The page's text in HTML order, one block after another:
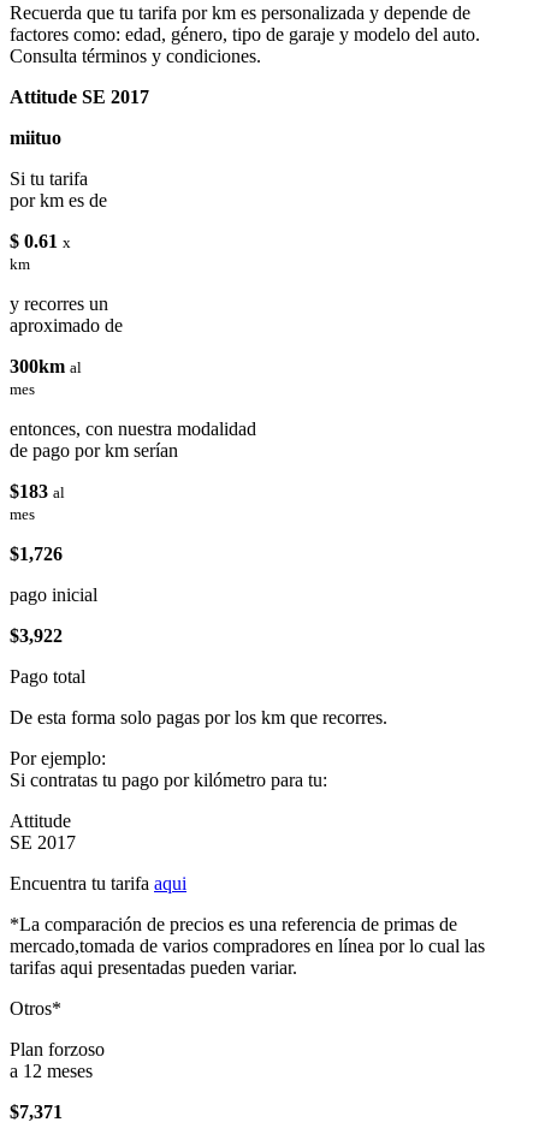
Recuerda que tu tarifa por km es personalizada y depende de
factores como: edad, género, tipo de garaje y modelo del auto.
Consulta términos y condiciones.
Attitude SE 2017
miituo
Si tu tarifa
por km es de
$ 0.61 x
km
y recorres un
aproximado de
300km al
mes
entonces, con nuestra modalidad
de pago por km serían
$183 al
mes
$1,726
pago inicial
$3,922
Pago total
De esta forma solo pagas por los km que recorres.
Por ejemplo:
Si contratas tu pago por kilómetro para tu:
Attitude
SE 2017
Encuentra tu tarifa aqui
*La comparación de precios es una referencia de primas de
mercado,tomada de varios compradores en línea por lo cual las
tarifas aqui presentadas pueden variar.
Otros*
Plan forzoso
a 12 meses
$7,371